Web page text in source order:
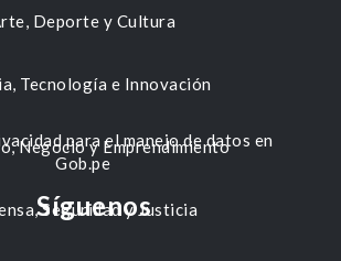
Deporte y Cultura
Tecnología e Innovación
Negocio y Emprendimiento
Seguridad y Justicia
para el manejo de datos en
Gob.pe
Síguenos